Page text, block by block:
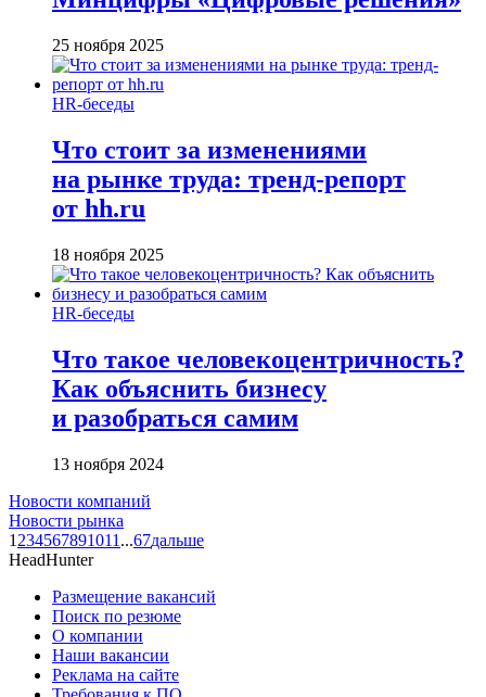
25 ноября 2025
HR-беседы
Что стоит за изменениями
на рынке труда: тренд-репорт
от hh.ru
18 ноября 2025
HR-беседы
Что такое человеко­центричность?
Как объяснить бизнесу
и разобраться самим
13 ноября 2024
Новости компаний
Новости рынка
1 234567891011 ...67дальше
HeadHunter
Размещение вакансий
Поиск по резюме
О компании
Наши вакансии
Реклама на сайте